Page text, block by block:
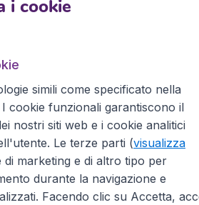
Durata
La durata media di un volo
impiegano circa6 ore in
i cookie
simili come specificato nella
I cookie funzionali garantiscono il
nostri siti web e i cookie analitici
Le terze parti (visualizza
di marketing e di altro tipo per
durante la navigazione e
Facendo clic su Accetta,